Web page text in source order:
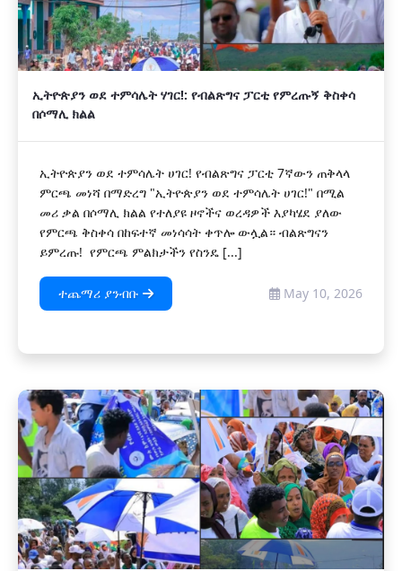
ኢትዮጵያን ወደ ተምሳሌት ሃገር!: የብልጽግና ፓርቲ የምረጡኝ ቅስቀሳ
በሶማሊ ክልል
ኢትዮጵያን ወደ ተምሳሌት ሀገር! የብልጽግና ፓርቲ 7ኛውን ጠቅላላ
ምርጫ መነሻ በማድረግ "ኢትዮጵያን ወደ ተምሳሌት ሀገር!" በሚል
መሪ ቃል በሶማሊ ክልል የተለያዩ ዞኖችና ወረዳዎች እያካሄደ ያለው
የምርጫ ቅስቀሳ በከፍተኛ መነሳሳት ቀጥሎ ውሏል። ብልጽግናን
ይምረጡ! የምርጫ ምልክታችን የስንዴ [...]
ተጨማሪ ያንብቡ May 10, 2026